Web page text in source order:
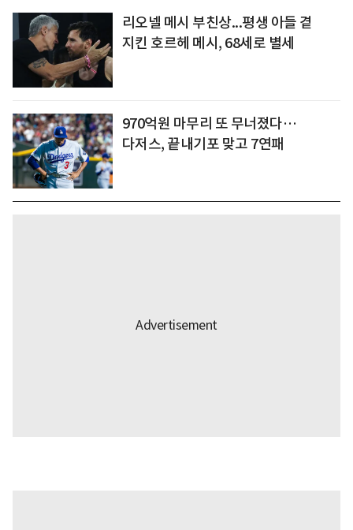
리오넬 메시 부친상...평생 아들 곁
지킨 호르헤 메시, 68세로 별세
970억원 마무리 또 무너졌다…
다저스, 끝내기포 맞고 7연패